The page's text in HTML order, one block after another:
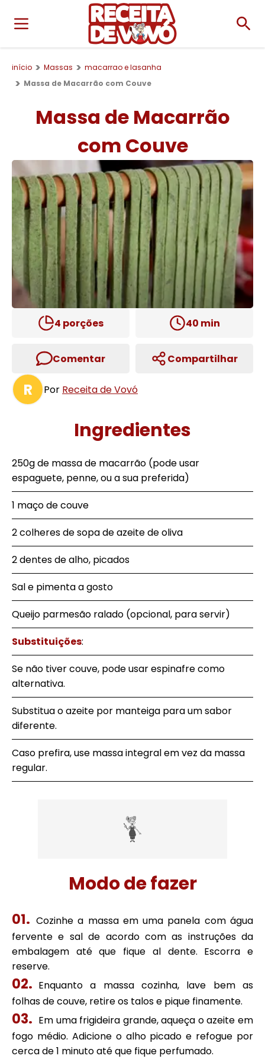
início Massas
macarrao e lasanha
Massa de Macarrão com Couve
Massa de Macarrão
com Couve
4 porções 40 min
Comentar Compartilhar
R Por Receita de Vovó
Ingredientes
250g de massa de macarrão (pode usar
espaguete, penne, ou a sua preferida)
1 maço de couve
2 colheres de sopa de azeite de oliva
2 dentes de alho, picados
Sal e pimenta a gosto
Queijo parmesão ralado (opcional, para servir)
Substituições:
Se não tiver couve, pode usar espinafre como
alternativa.
Substitua o azeite por manteiga para um sabor
diferente.
Caso prefira, use massa integral em vez da massa
regular.
Modo de fazer
Cozinhe a massa em uma panela com água
fervente e sal de acordo com as instruções da
embalagem até que fique al dente. Escorra e
reserve.
Enquanto a massa cozinha, lave bem as
folhas de couve, retire os talos e pique finamente.
Em uma frigideira grande, aqueça o azeite em
fogo médio. Adicione o alho picado e refogue por
cerca de 1 minuto até que fique perfumado.